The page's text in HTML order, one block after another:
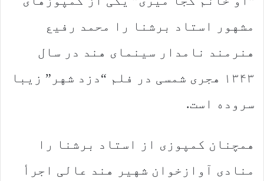
مشهور استاد برشنا را محمد رفیع
هنرمند نامدار سینمای هند در سال
۱۳۴۳ هجری شمسی در فلم “دزد شهر” زیبا
سروده است.
همچنان کمپوزی از استاد برشنا را
منادی آوازخوان شهیر هند عالی اجرأ